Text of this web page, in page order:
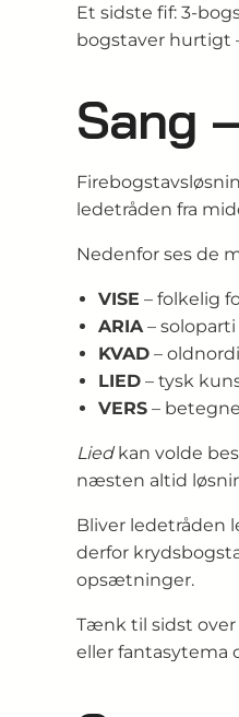
Et sidste fif: 3-
bogstaver hurtigt
Sang
ledetråden fra
Nedenfor ses de
VISE – folkelig
ARIA –
KVAD –
LIED – tysk
VERS –
Liedkan volde
næsten altid
Bliver ledetråden
derfor
opsætninger.
Tænk til sidst over
eller fantasytema